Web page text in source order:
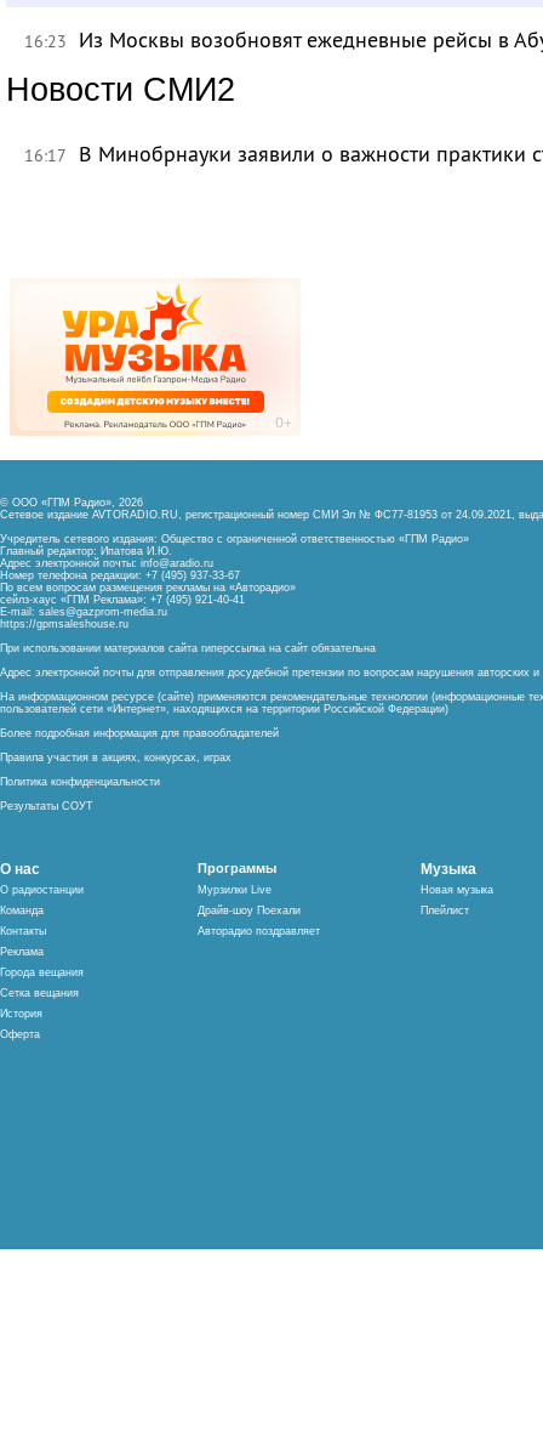
16:23 Из Москвы возобновят ежедневные рейсы в
Новости СМИ2
16:17 В Минобрнауки заявили о важности практики
© ООО «ГПМ Радио», 2026
Сетевое издание AVTORADIO.RU, регистрационный номер СМИ Эл № ФС77-81953 от 24.09.2021,
Учредитель сетевого издания: Общество с ограниченной ответственностью «ГПМ Радио»
Главный редактор: Ипатова И.Ю.
Адрес электронной почты: info@aradio.ru
Номер телефона редакции: +7 (495) 937-33-67
По всем вопросам размещения рекламы на «Авторадио»
сейлз-хаус «ГПМ Реклама»: +7 (495) 921-40-41
E-mail: sales@gazprom-media.ru
https://gpmsaleshouse.ru
При использовании материалов сайта гиперссылка на сайт обязательна
Адрес электронной почты для отправления досудебной претензии по вопросам нарушения авторских
На информационном ресурсе (сайте) применяются рекомендательные технологии (информационные
пользователей сети «Интернет», находящихся на территории Российской Федерации)
Более подробная информация для правообладателей
Правила участия в акциях, конкурсах, играх
Политика конфиденциальности
Результаты СОУТ
О нас
О радиостанции
Команда
Контакты
Реклама
Города вещания
Сетка вещания
История
Оферта
Программы
Мурзилки Live
Драйв-шоу Поехали
Авторадио поздравляет
Музыка
Новая музыка
Плейлист